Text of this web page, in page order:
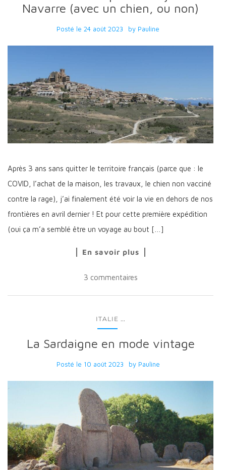
Navarre (avec un chien, ou non)
Posté le 24 août 2023 by Pauline
Après 3 ans sans quitter le territoire français (parce que : le
COVID, l’achat de la maison, les travaux, le chien non vacciné
contre la rage), j’ai finalement été voir la vie en dehors de nos
frontières en avril dernier ! Et pour cette première expédition
(oui ça m’a semblé être un voyage au bout […]
En savoir plus
3 commentaires
ITALIE
La Sardaigne en mode vintage
Posté le 10 août 2023 by Pauline